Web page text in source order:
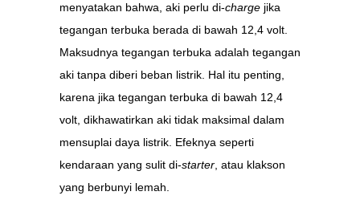
menyatakan bahwa, aki perlu di-charge jika
tegangan terbuka berada di bawah 12,4 volt.
Maksudnya tegangan terbuka adalah tegangan
aki tanpa diberi beban listrik. Hal itu penting,
karena jika tegangan terbuka di bawah 12,4
volt, dikhawatirkan aki tidak maksimal dalam
mensuplai daya listrik. Efeknya seperti
kendaraan yang sulit di-starter , atau klakson
yang berbunyi lemah.